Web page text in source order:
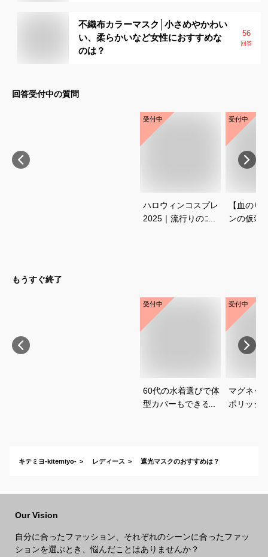
不織布カラーマスク│小さめやかわい
い、柔らかいなど女性におすすめな
のは？
56
回答
回答受付中の質問
受付中
ハロウィンコスプレ
2025｜流行りのコス
受付中
【血のり
ンの仮装
もうすぐ終了
受付中
60代の水着選びで体
型カバーもできるお
受付中
マグネッ
ポリッシ
キテミヨ-kitemiyo- レディース 遮光マスクのおすすめは？
Our Vision
自分に合ったファッション、それぞれのシーンに合ったファッ
ションを選ぶとき、悩んだことはありませんか？